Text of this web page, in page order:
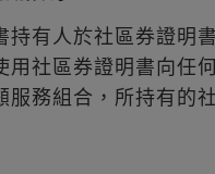
持有人於社區券證明
用社區券證明書向任
服務組合，所持有的